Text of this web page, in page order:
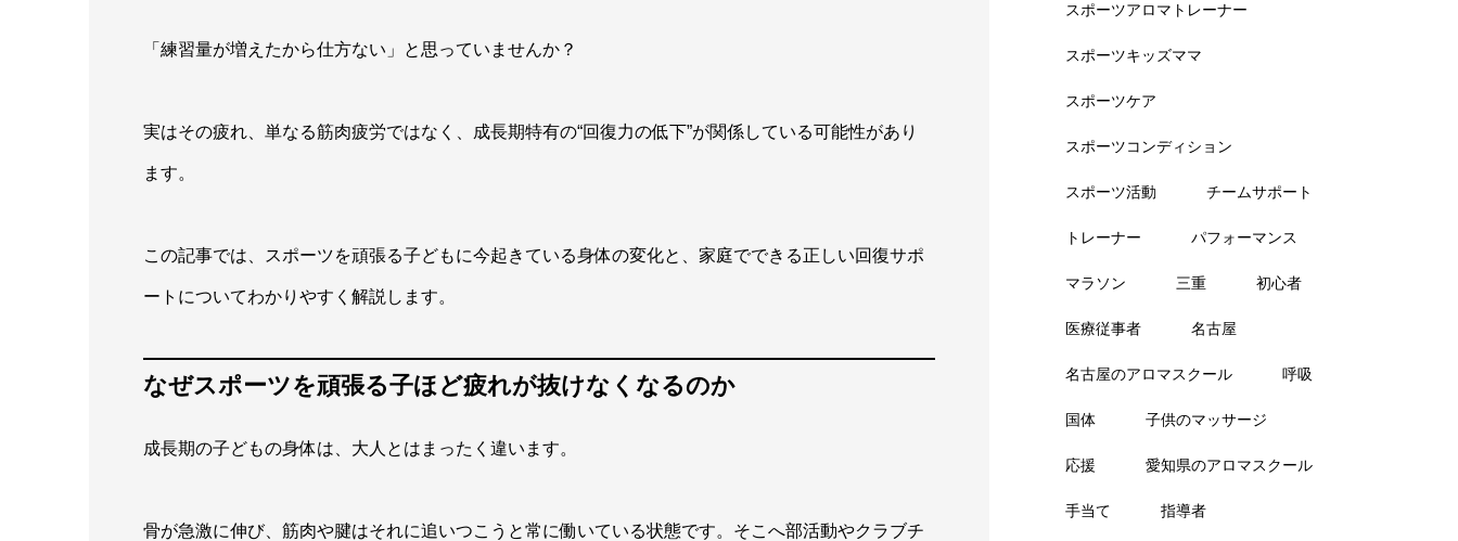
「練習量が増えたから仕方ない」と思っていませんか？
実はその疲れ、単なる筋肉疲労ではなく、成長期特有の“回復力の低下”が関係している可能性があり
ます。
この記事では、スポーツを頑張る子どもに今起きている身体の変化と、家庭でできる正しい回復サポ
ートについてわかりやすく解説します。
なぜスポーツを頑張る子ほど疲れが抜けなくなるのか
成長期の子どもの身体は、大人とはまったく違います。
骨が急激に伸び、筋肉や腱はそれに追いつこうと常に働いている状態です。そこへ部活動やクラブチ
スポーツアロマトレーナー
スポーツキッズママ
スポーツケア
スポーツコンディション
スポーツ活動 チームサポート
トレーナー パフォーマンス
マラソン 三重 初心者
医療従事者 名古屋
名古屋のアロマスクール 呼吸
国体 子供のマッサージ
応援 愛知県のアロマスクール
手当て 指導者